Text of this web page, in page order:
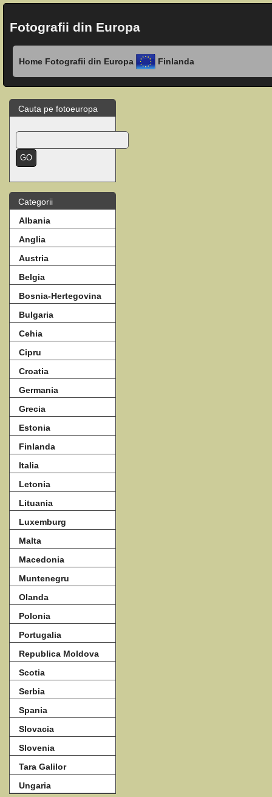
Fotografii din Europa
Home Fotografii din Europa Finlanda
Cauta pe fotoeuropa
Categorii
Albania
Anglia
Austria
Belgia
Bosnia-Hertegovina
Bulgaria
Cehia
Cipru
Croatia
Germania
Grecia
Estonia
Finlanda
Italia
Letonia
Lituania
Luxemburg
Malta
Macedonia
Muntenegru
Olanda
Polonia
Portugalia
Republica Moldova
Scotia
Serbia
Spania
Slovacia
Slovenia
Tara Galilor
Ungaria